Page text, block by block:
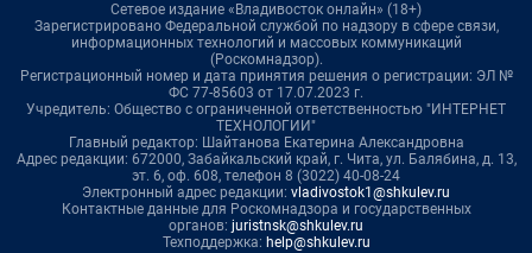
Сетевое издание «Владивосток онлайн» (18+)
Зарегистрировано Федеральной службой по надзору в сфере связи,
информационных технологий и массовых коммуникаций
(Роскомнадзор).
Регистрационный номер и дата принятия решения о регистрации: ЭЛ №
ФС 77-85603 от 17.07.2023 г.
Учредитель: Общество с ограниченной ответственностью "ИНТЕРНЕТ
ТЕХНОЛОГИИ"
Главный редактор: Шайтанова Екатерина Александровна
Адрес редакции: 672000, Забайкальский край, г. Чита, ул. Балябина, д. 13,
эт. 6, оф. 608, телефон 8 (3022) 40-08-24
Электронный адрес редакции: vladivostok1@shkulev.ru
Контактные данные для Роскомнадзора и государственных
органов: juristnsk@shkulev.ru
Техподдержка: help@shkulev.ru